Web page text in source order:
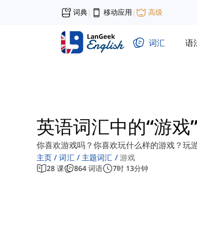
词典| 移动应用 | 高级
词汇 语
英语词汇中的“游戏
你喜欢游戏吗？你喜欢玩什么样的游戏？玩
主页 词汇 主题词汇 游戏
28 课 864 词语 7时 13分钟